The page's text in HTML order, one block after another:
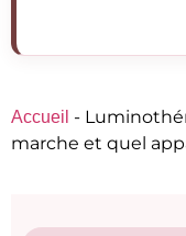
Accueil -
marche et quel